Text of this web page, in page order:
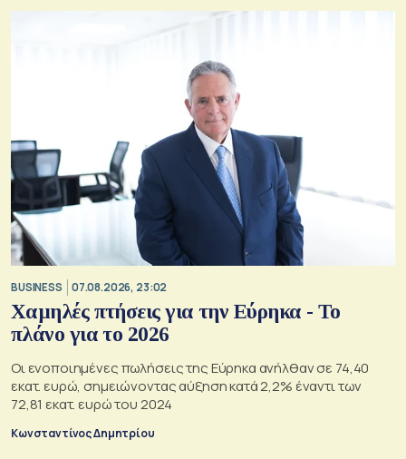
BUSINESS 07.08.2026, 23:02
Χαμηλές πτήσεις για την Εύρηκα - Το
πλάνο για το 2026
Οι ενοποιημένες πωλήσεις της Εύρηκα ανήλθαν σε 74,40
εκατ. ευρώ, σημειώνοντας αύξηση κατά 2,2% έναντι των
72,81 εκατ. ευρώ του 2024
Κωνσταντίνος Δημητρίου